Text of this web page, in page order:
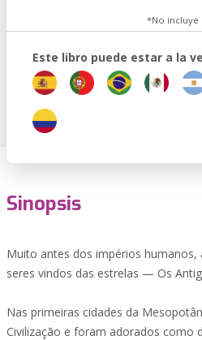
*No incluye
Este libro puede estar a la
Sinopsis
Muito antes dos impérios
seres vindos das estrelas — Os
Nas primeiras cidades da
Civilização e foram adorados como